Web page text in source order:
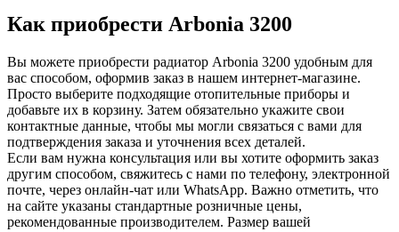
Как приобрести Arbonia 3200
Вы можете приобрести радиатор Arbonia 3200 удобным для
вас способом, оформив заказ в нашем интернет-магазине.
Просто выберите подходящие отопительные приборы и
добавьте их в корзину. Затем обязательно укажите свои
контактные данные, чтобы мы могли связаться с вами для
подтверждения заказа и уточнения всех деталей.
Если вам нужна консультация или вы хотите оформить заказ
другим способом, свяжитесь с нами по телефону, электронной
почте, через онлайн-чат или WhatsApp. Важно отметить, что
на сайте указаны стандартные розничные цены,
рекомендованные производителем. Размер вашей